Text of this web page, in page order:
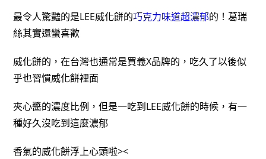
最令人驚豔的是LEE威化餅的巧克力味道超濃郁的！葛瑞
絲其實還蠻喜歡
威化餅的，在台灣也通常是買義X品牌的，吃久了以後似
乎也習慣威化餅裡面
夾心醬的濃度比例，但是一吃到LEE威化餅的時候，有一
種好久沒吃到這麼濃郁
香氣的威化餅浮上心頭啦><